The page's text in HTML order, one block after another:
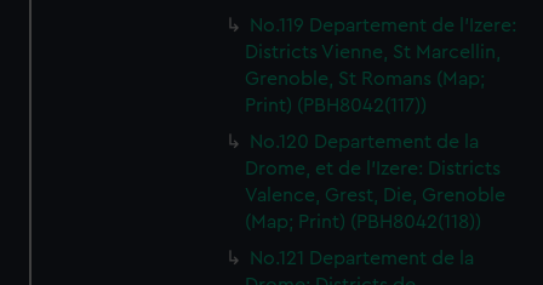
No.119 Departement de l'Izere:
Districts Vienne, St Marcellin,
Grenoble, St Romans (Map;
Print) (PBH8042(117))
No.120 Departement de la
Drome, et de l'Izere: Districts
Valence, Grest, Die, Grenoble
(Map; Print) (PBH8042(118))
No.121 Departement de la